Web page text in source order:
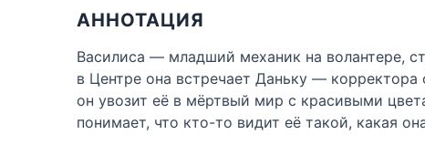
АННОТАЦИЯ
Василиса — младший механик на волантере,
в Центре она встречает Даньку — корректора
он увозит её в мёртвый мир с красивыми
понимает, что кто-то видит её такой, какая